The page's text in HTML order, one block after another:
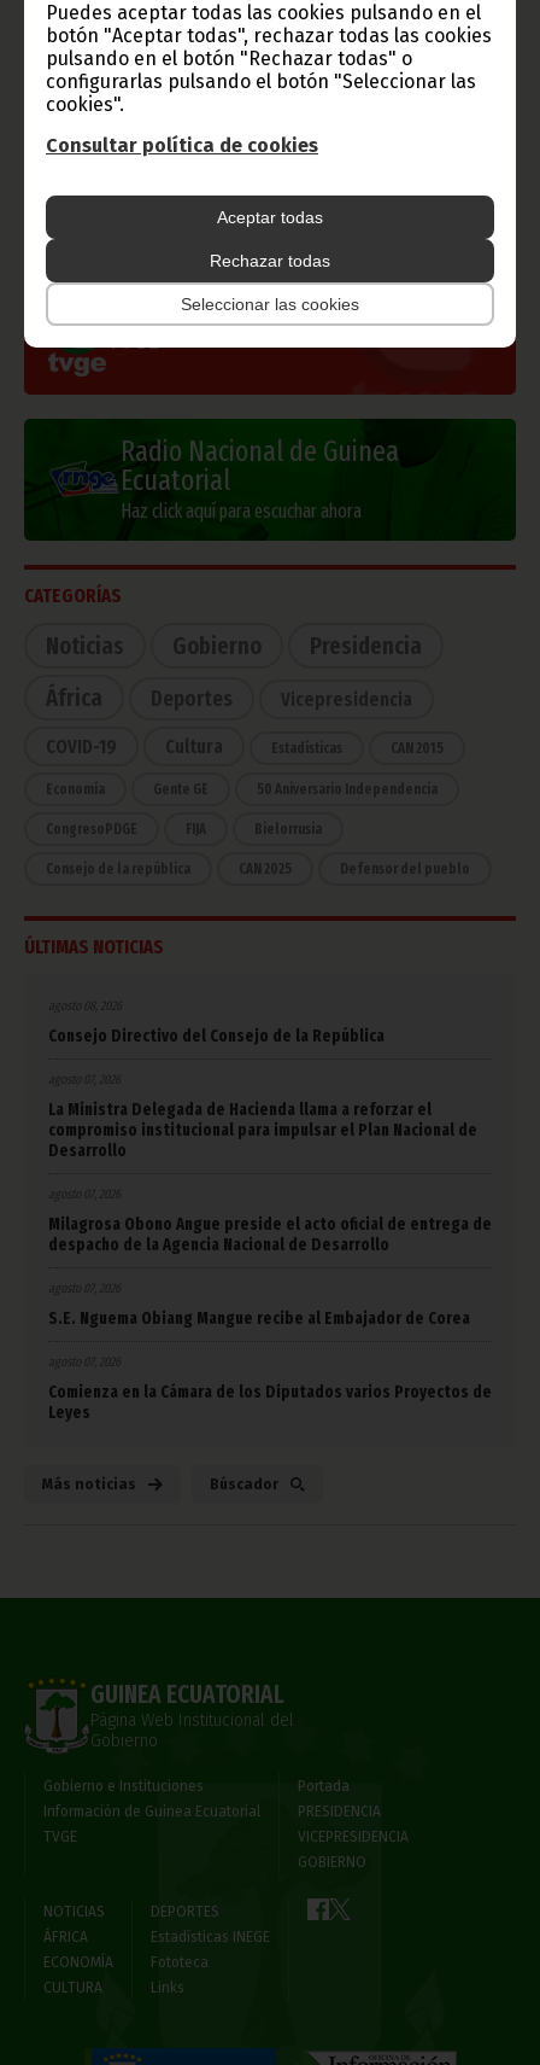
Puedes aceptar todas las cookies pulsando en el
botón "Aceptar todas", rechazar todas las cookies
pulsando en el botón "Rechazar todas" o
configurarlas pulsando el botón "Seleccionar las
cookies".
Consultar política de cookies
Aceptar todas
Rechazar todas
Seleccionar las cookies
Gobierno e Instituciones
Información de Guinea Ecuatorial
TVGE
Radio Nacional de Guinea
Ecuatorial
Haz click aquí para escuchar ahora
CATEGORÍAS
Noticias Gobierno
Presidencia
África
Deportes Vicepresidencia
COVID-19 Cultura Estadísticas CAN 2015
Economía Gente GE 50 Aniversario Independencia
CongresoPDGE FIJA Bielorrusia
Consejo de la república CAN 2025 Defensor del pueblo
ÚLTIMAS NOTICIAS
agosto 08, 2026
Consejo Directivo del Consejo de la República
agosto 07, 2026
La Ministra Delegada de Hacienda llama a reforzar el
compromiso institucional para impulsar el Plan Nacional de
Desarrollo
agosto 07, 2026
Milagrosa Obono Angue preside el acto oficial de entrega de
despacho de la Agencia Nacional de Desarrollo
agosto 07, 2026
S.E. Nguema Obiang Mangue recibe al Embajador de Corea
agosto 07, 2026
Comienza en la Cámara de los Diputados varios Proyectos de
Leyes
Más noticias Búscador
GUINEA ECUATORIAL
Página Web Institucional del
Gobierno
Gobierno e Instituciones
Información de Guinea Ecuatorial
TVGE
Portada
PRESIDENCIA
VICEPRESIDENCIA
GOBIERNO
NOTICIAS
ÁFRICA
ECONOMÍA
CULTURA
DEPORTES
Estadísticas INEGE
Fototeca
Links